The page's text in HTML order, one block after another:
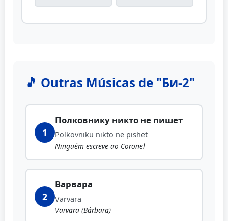
🎵 Outras Músicas de "Би-2"
1
Полковнику никто не пишет
Polkovniku nikto ne pishet
Ninguém escreve ao Coronel
2
Варвара
Varvara
Varvara (Bárbara)